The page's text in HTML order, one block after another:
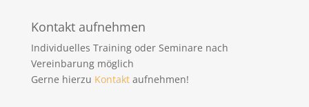
Kontakt aufnehmen
Individuelles Training oder Seminare nach
Vereinbarung möglich
Gerne hierzu Kontaktaufnehmen!